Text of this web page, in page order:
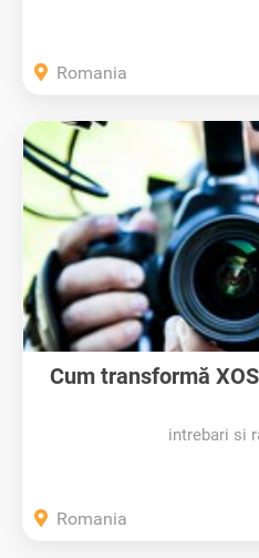
Romania
Cum transformă
intrebari si
Romania